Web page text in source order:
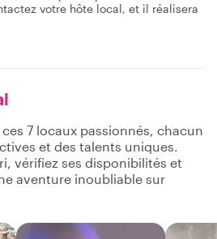
votre hôte local, et il réalisera
7 locaux passionnés, chacun
et des talents uniques.
vérifiez ses disponibilités et
aventure inoubliable sur